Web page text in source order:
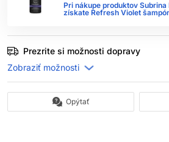
Pri nákupe produktov
získate Refresh Violet
Prezrite si možnosti dopravy
Opýtať